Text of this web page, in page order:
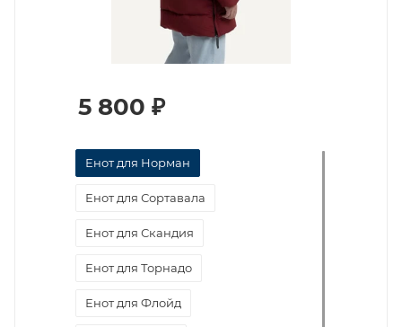
5 800 ₽
Енот для Норман
Енот для Сортавала
Енот для Скандия
Енот для Торнадо
Енот для Флойд